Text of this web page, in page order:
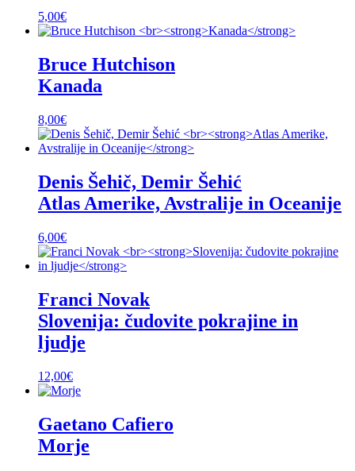
5,00€
Bruce Hutchison
Kanada
8,00€
Denis Šehič, Demir Šehić
Atlas Amerike, Avstralije in Oceanije
6,00€
Franci Novak
Slovenija: čudovite pokrajine in
ljudje
12,00€
Gaetano Cafiero
Morje